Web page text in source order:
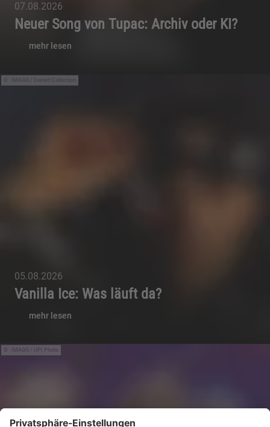
07.08.2026
Neuer Song von Tupac: Archiv oder KI?
mehr lesen
IMAGO / Everett Collection
05.08.2026
Vanilla Ice: Was läuft da?
mehr lesen
IMAGO / UPI Photo